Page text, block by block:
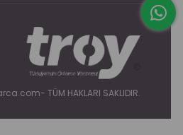
TÜM HAKLARI SAKLIDIR.